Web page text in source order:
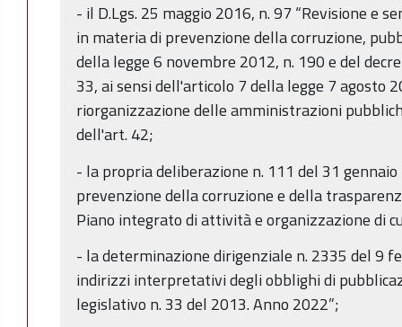
- il D.Lgs. 25 maggio 2016, n. 97 “Revisione e
in materia di prevenzione della corruzione,
della legge 6 novembre 2012, n. 190 e del
33, ai sensi dell'articolo 7 della legge 7 agosto
riorganizzazione delle amministrazioni
dell'art. 42;
- la propria deliberazione n. 111 del 31
prevenzione della corruzione e della
Piano integrato di attività e organizzazione di
- la determinazione dirigenziale n. 2335 del 9
indirizzi interpretativi degli obblighi di
legislativo n. 33 del 2013. Anno 2022”;